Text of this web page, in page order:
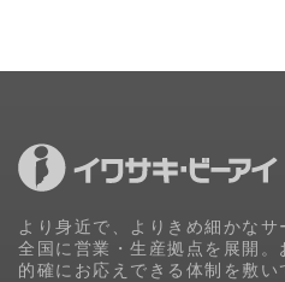
より身近で、よりきめ細かなサ
全国に営業・生産拠点を展開。
的確にお応えできる体制を敷い